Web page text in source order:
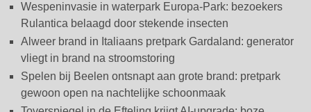
Wespeninvasie in waterpark Europa-Park: bezoekers
Rulantica belaagd door stekende insecten
Alweer brand in Italiaans pretpark Gardaland: generator
vliegt in brand na stroomstoring
Spelen bij Beelen ontsnapt aan grote brand: pretpark
gewoon open na nachtelijke schoonmaak